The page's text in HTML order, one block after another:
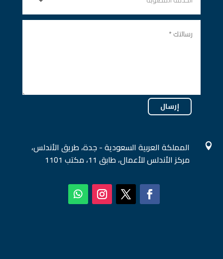
إرسال

المملكة العربية السعودية - جدة، طريق الأندلس،
مركز الأندلس للأعمال، طابق 11، مكتب 1101